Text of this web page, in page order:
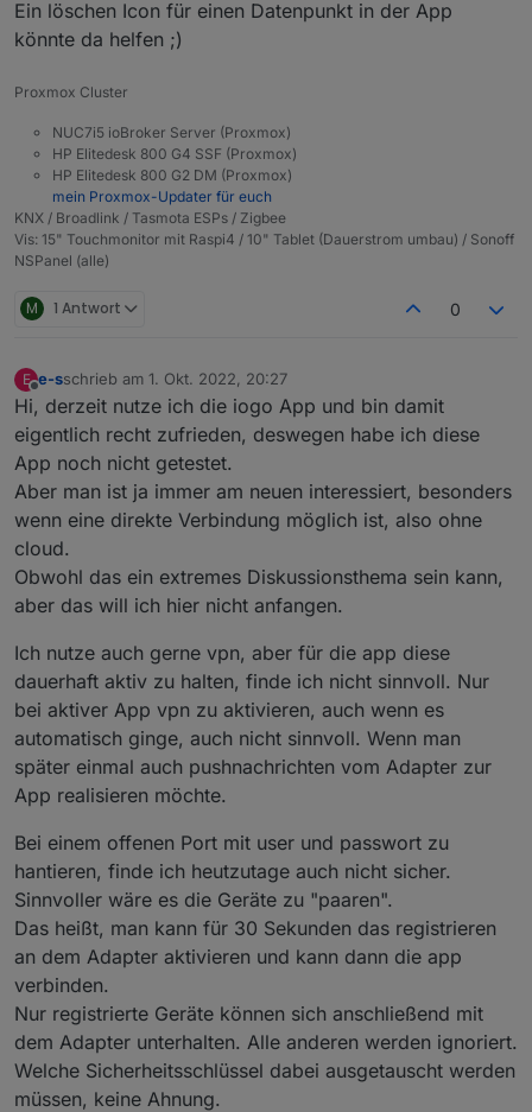
Ein löschen Icon für einen Datenpunkt in der App
könnte da helfen ;)
Proxmox Cluster
NUC7i5 ioBroker Server (Proxmox)
HP Elitedesk 800 G4 SSF (Proxmox)
HP Elitedesk 800 G2 DM (Proxmox)
mein Proxmox-Updater für euch
KNX / Broadlink / Tasmota ESPs / Zigbee
Vis: 15" Touchmonitor mit Raspi4 / 10" Tablet (Dauerstrom umbau) / Sonoff
NSPanel (alle)
M 1 Antwort 0
E
Offline
e-sschrieb am 1. Okt. 2022, 20:27
zuletzt editiert von
Hi, derzeit nutze ich die iogo App und bin damit
eigentlich recht zufrieden, deswegen habe ich diese
App noch nicht getestet.
Aber man ist ja immer am neuen interessiert, besonders
wenn eine direkte Verbindung möglich ist, also ohne
cloud.
Obwohl das ein extremes Diskussionsthema sein kann,
aber das will ich hier nicht anfangen.
Ich nutze auch gerne vpn, aber für die app diese
dauerhaft aktiv zu halten, finde ich nicht sinnvoll. Nur
bei aktiver App vpn zu aktivieren, auch wenn es
automatisch ginge, auch nicht sinnvoll. Wenn man
später einmal auch pushnachrichten vom Adapter zur
App realisieren möchte.
Bei einem offenen Port mit user und passwort zu
hantieren, finde ich heutzutage auch nicht sicher.
Sinnvoller wäre es die Geräte zu "paaren".
Das heißt, man kann für 30 Sekunden das registrieren
an dem Adapter aktivieren und kann dann die app
verbinden.
Nur registrierte Geräte können sich anschließend mit
dem Adapter unterhalten. Alle anderen werden ignoriert.
Welche Sicherheitsschlüssel dabei ausgetauscht werden
müssen, keine Ahnung.